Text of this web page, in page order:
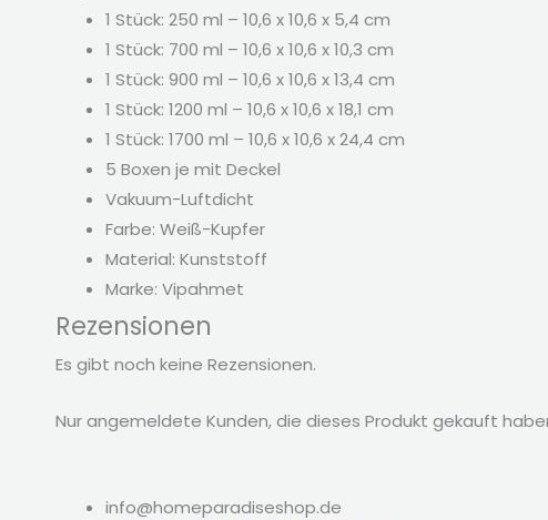
1 Stück: 250 ml – 10,6 x 10,6 x 5,4 cm
1 Stück: 700 ml – 10,6 x 10,6 x 10,3 cm
1 Stück: 900 ml – 10,6 x 10,6 x 13,4 cm
1 Stück: 1200 ml – 10,6 x 10,6 x 18,1 cm
1 Stück: 1700 ml – 10,6 x 10,6 x 24,4 cm
5 Boxen je mit Deckel
Vakuum-Luftdicht
Farbe: Weiß-Kupfer
Material: Kunststoff
Marke: Vipahmet
Rezensionen
Es gibt noch keine Rezensionen.
Nur angemeldete Kunden, die dieses Produkt gekauft
info@homeparadiseshop.de